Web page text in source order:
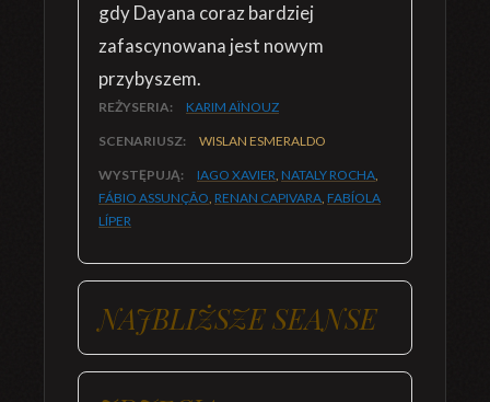
gdy Dayana coraz bardziej
zafascynowana jest nowym
przybyszem.
REŻYSERIA: KARIM AÏNOUZ
SCENARIUSZ: WISLAN ESMERALDO
WYSTĘPUJĄ: IAGO XAVIER, NATALY ROCHA,
FÁBIO ASSUNÇÃO, RENAN CAPIVARA, FABÍOLA
LÍPER
NAJBLIŻSZE SEANSE